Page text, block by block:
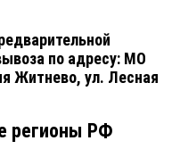
по адресу: МО
Житнево, ул. Лесная
регионы РФ